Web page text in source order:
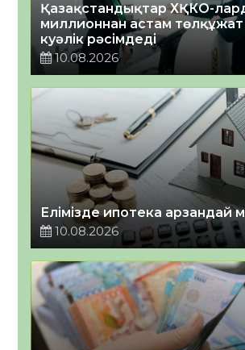
Қазақстандықтар ХҚКО-
миллионнан астам
куәлік рәсімдеді
10.08.2026
Елімізде ипотека арзандай
10.08.2026